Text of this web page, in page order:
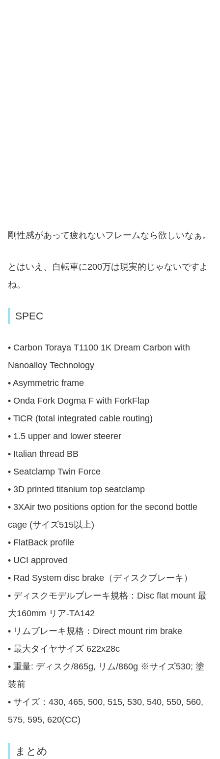
剛性感があって疲れないフレームなら欲しいなぁ。
とはいえ、自転車に200万は現実的じゃないですよ
ね。
SPEC
• Carbon Toraya T1100 1K Dream Carbon with
Nanoalloy Technology
• Asymmetric frame
• Onda Fork Dogma F with ForkFlap
• TiCR (total integrated cable routing)
• 1.5 upper and lower steerer
• Italian thread BB
• Seatclamp Twin Force
• 3D printed titanium top seatclamp
• 3XAir two positions option for the second bottle
cage (サイズ515以上)
• FlatBack profile
• UCI approved
• Rad System disc brake（ディスクブレーキ）
• ディスクモデルブレーキ規格：Disc flat mount 最
大160mm リア-TA142
• リムブレーキ規格：Direct mount rim brake
• 最大タイヤサイズ 622x28c
• 重量: ディスク/865g, リム/860g ※サイズ530; 塗
装前
• サイズ：430, 465, 500, 515, 530, 540, 550, 560,
575, 595, 620(CC)
まとめ